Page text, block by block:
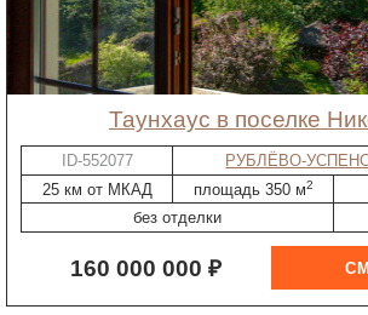
таунхаус в поселке
ID-552077
РУБЛЁВО-
25 км от МКАД
площадь 350 м2
без отделки
160 000 000 ₽